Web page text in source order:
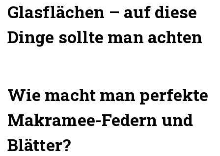
Glasflächen – auf diese
Dinge sollte man achten
Wie macht man perfekte
Makramee-Federn und
Blätter?